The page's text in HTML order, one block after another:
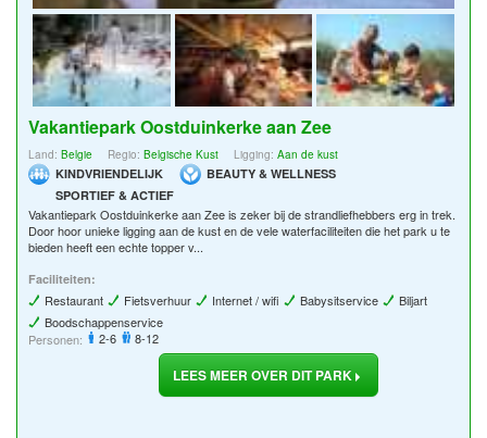
Vakantiepark Oostduinkerke aan Zee
Land: Belgie Regio: Belgische Kust Ligging: Aan de kust
KINDVRIENDELIJK
BEAUTY & WELLNESS
SPORTIEF & ACTIEF
Vakantiepark Oostduinkerke aan Zee is zeker bij de strandliefhebbers erg in trek.
Door hoor unieke ligging aan de kust en de vele waterfaciliteiten die het park u te
bieden heeft een echte topper v...
Faciliteiten:
Restaurant Fietsverhuur Internet / wifi Babysitservice
Biljart
Boodschappenservice
Personen:
2-6 8-12
LEES MEER OVER DIT PARK